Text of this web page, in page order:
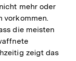
mehr oder
vorkommen.
die meisten
zeigt das